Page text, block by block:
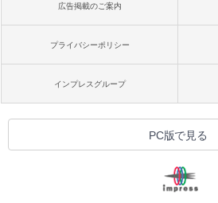
広告掲載のご案内
プライバシーポリシー
インプレスグループ
PC版で見る